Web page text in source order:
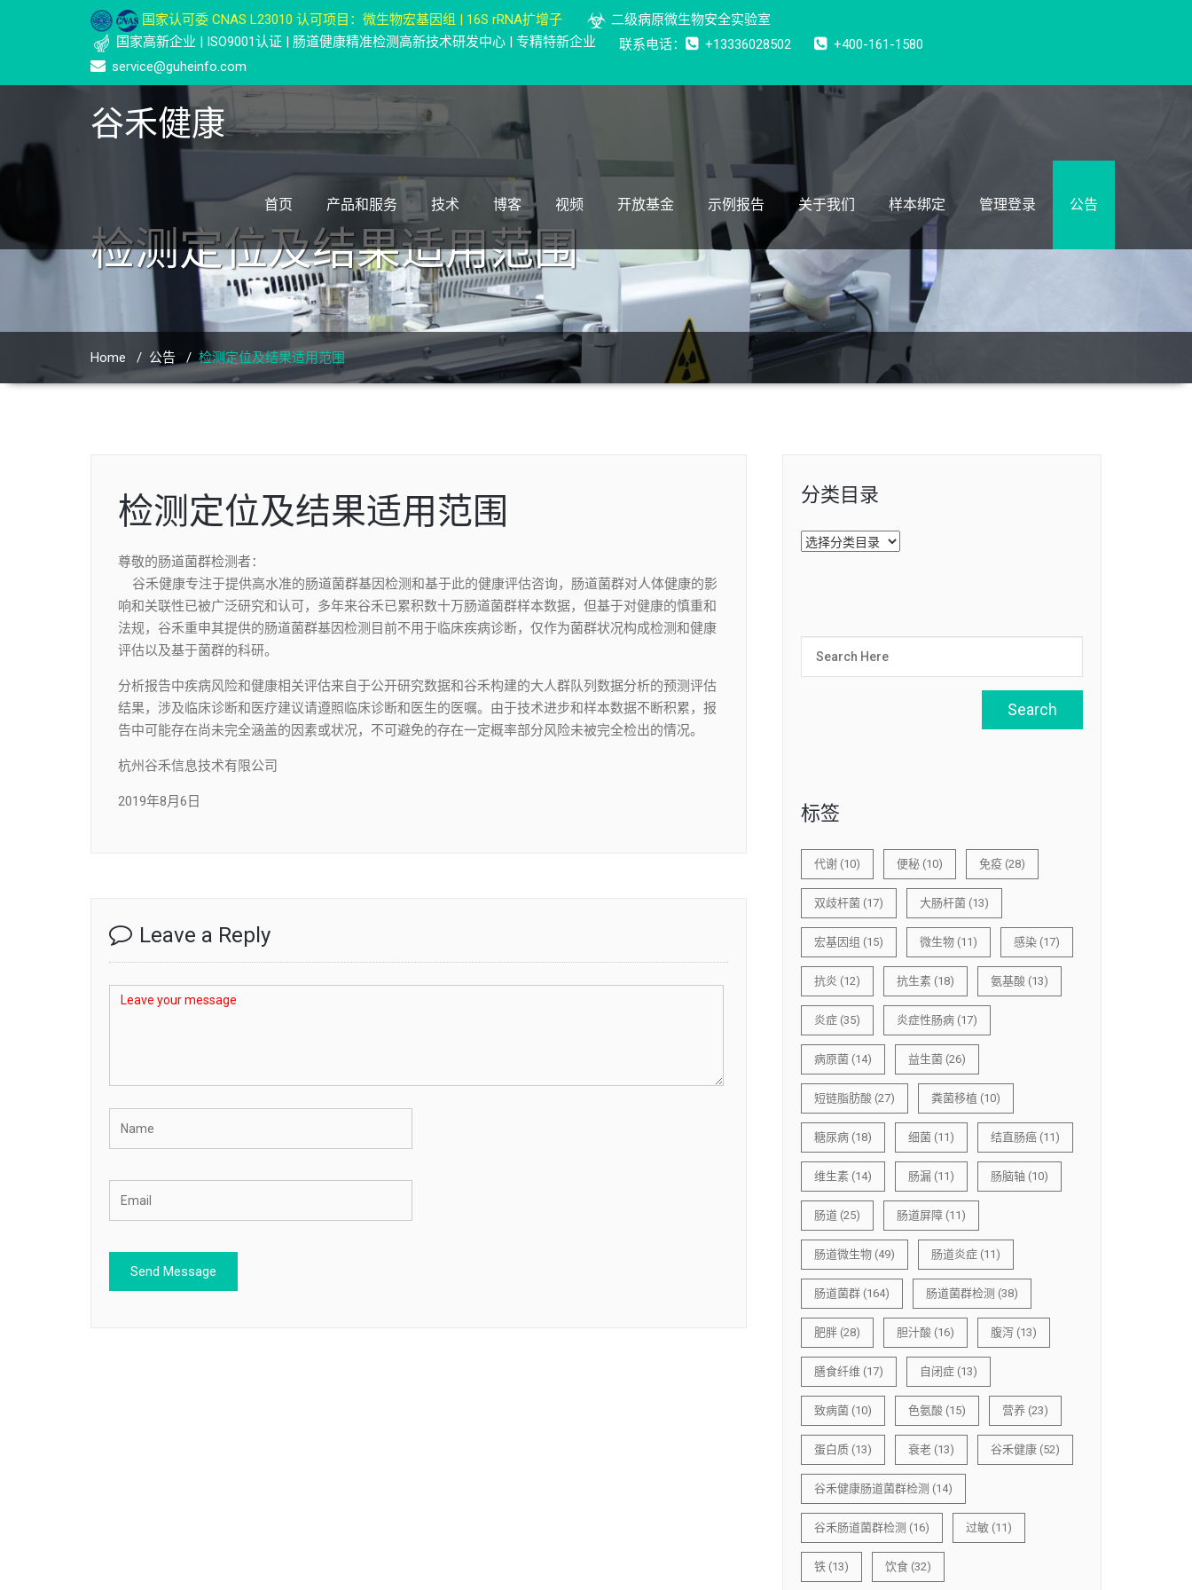
国家认可委 CNAS L23010 认可项目：微生物宏基因组 | 16S rRNA扩增子
二级病原微生物安全实验室
国家高新企业 | ISO9001认证 | 肠道健康精准检测高新技术研发中心 | 专精特新企业
联系电话： +13336028502
+400-161-1580
service@guheinfo.com
谷禾健康
首页 产品和服务 技术 博客 视频 开放基金 示例报告 关于我们 样本绑定 管理登录 公告
检测定位及结果适用范围
Home / 公告 /检测定位及结果适用范围
检测定位及结果适用范围
尊敬的肠道菌群检测者：
谷禾健康专注于提供高水准的肠道菌群基因检测和基于此的健康评估咨询，肠道菌群对人体健康的影
响和关联性已被广泛研究和认可，多年来谷禾已累积数十万肠道菌群样本数据，但基于对健康的慎重和
法规，谷禾重申其提供的肠道菌群基因检测目前不用于临床疾病诊断，仅作为菌群状况构成检测和健康
评估以及基于菌群的科研。
分析报告中疾病风险和健康相关评估来自于公开研究数据和谷禾构建的大人群队列数据分析的预测评估
结果，涉及临床诊断和医疗建议请遵照临床诊断和医生的医嘱。由于技术进步和样本数据不断积累，报
告中可能存在尚未完全涵盖的因素或状况，不可避免的存在一定概率部分风险未被完全检出的情况。
杭州谷禾信息技术有限公司
2019年8月6日
Leave a Reply
分类目录
分
类
标签
代谢 (10) 便秘 (10) 免疫 (28)
双歧杆菌 (17) 大肠杆菌 (13)
宏基因组 (15) 微生物 (11) 感染 (17)
抗炎 (12) 抗生素 (18) 氨基酸 (13)
炎症 (35) 炎症性肠病 (17)
病原菌 (14) 益生菌 (26)
短链脂肪酸 (27) 粪菌移植 (10)
糖尿病 (18) 细菌 (11) 结直肠癌 (11)
维生素 (14) 肠漏 (11) 肠脑轴 (10)
肠道 (25) 肠道屏障 (11)
肠道微生物 (49) 肠道炎症 (11)
肠道菌群 (164) 肠道菌群检测 (38)
肥胖 (28) 胆汁酸 (16) 腹泻 (13)
膳食纤维 (17) 自闭症 (13)
致病菌 (10) 色氨酸 (15) 营养 (23)
蛋白质 (13) 衰老 (13) 谷禾健康 (52)
谷禾健康肠道菌群检测 (14)
谷禾肠道菌群检测 (16) 过敏 (11)
铁 (13) 饮食 (32)